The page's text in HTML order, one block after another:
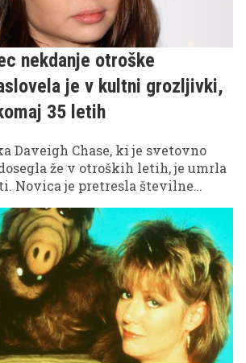
nekdanje otroške
je v kultni grozljivki,
35 letih
Daveigh Chase, ki je svetovno
že v otroških letih, je umrla
Novica je pretresla številne
filmskimi uspešnicami začetka